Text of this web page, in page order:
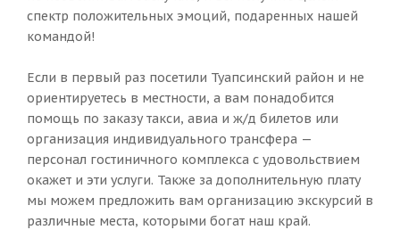
спектр положительных эмоций, подаренных нашей
командой!
Если в первый раз посетили Туапсинский район и не
ориентируетесь в местности, а вам понадобится
помощь по заказу такси, авиа и ж/д билетов или
организация индивидуального трансфера —
персонал гостиничного комплекса с удовольствием
окажет и эти услуги. Также за дополнительную плату
мы можем предложить вам организацию экскурсий в
различные места, которыми богат наш край.